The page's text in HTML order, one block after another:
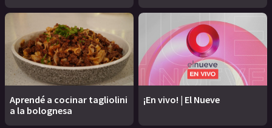
Aprendé a cocinar tagliolini
a la bolognesa
¡En vivo! | El Nueve